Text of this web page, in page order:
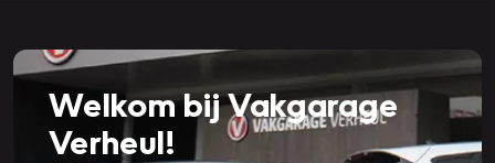
Welkom bij Vakgarage
Verheul!